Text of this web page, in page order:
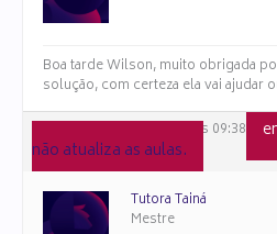
Boa tarde Wilson, muito obrigada
solução, com certeza ela vai ajudar
27 de novembro de 2024 às 09:38
não atualiza as aulas.
Tutora Tainá
Mestre